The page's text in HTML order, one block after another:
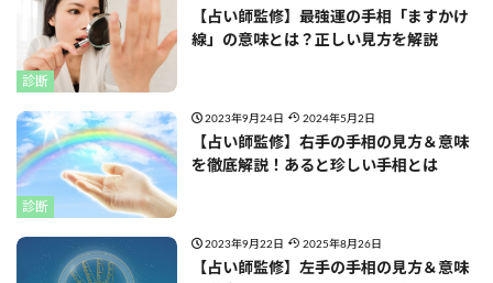
診断
【占い師監修】最強運の手相「ますかけ
線」の意味とは？正しい見方を解説
診断
2023年9月24日 2024年5月2日
【占い師監修】右手の手相の見方＆意味
を徹底解説！あると珍しい手相とは
2023年9月22日 2025年8月26日
【占い師監修】左手の手相の見方＆意味